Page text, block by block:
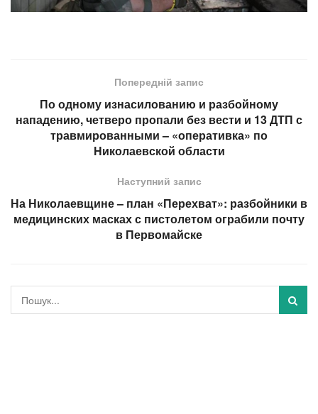
Попередній запис
По одному изнасилованию и разбойному
нападению, четверо пропали без вести и 13 ДТП с
травмированными – «оперативка» по
Николаевской области
Наступний запис
На Николаевщине – план «Перехват»: разбойники в
медицинских масках с пистолетом ограбили почту
в Первомайске